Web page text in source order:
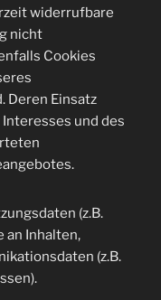
widerrufbare
nicht
Cookies
Deren Einsatz
und des
(z.B.
an Inhalten,
(z.B.